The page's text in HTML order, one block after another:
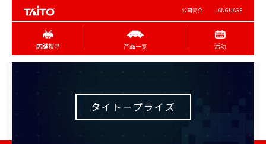
公司简介 LANGUAGE
店舖搜寻 产品一览 活动
タイトープライズ